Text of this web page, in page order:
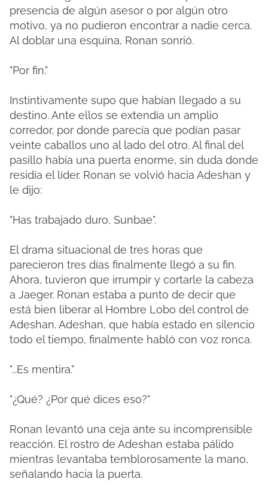
presencia de algún asesor o por algún otro
motivo, ya no pudieron encontrar a nadie cerca.
Al doblar una esquina, Ronan sonrió.
"Por fin."
Instintivamente supo que habían llegado a su
destino. Ante ellos se extendía un amplio
corredor, por donde parecía que podían pasar
veinte caballos uno al lado del otro. Al final del
pasillo había una puerta enorme, sin duda donde
residía el líder. Ronan se volvió hacia Adeshan y
le dijo:
"Has trabajado duro, Sunbae".
El drama situacional de tres horas que
parecieron tres días finalmente llegó a su fin.
Ahora, tuvieron que irrumpir y cortarle la cabeza
a Jaeger. Ronan estaba a punto de decir que
está bien liberar al Hombre Lobo del control de
Adeshan. Adeshan, que había estado en silencio
todo el tiempo, finalmente habló con voz ronca.
"...Es mentira."
"¿Qué? ¿Por qué dices eso?"
Ronan levantó una ceja ante su incomprensible
reacción. El rostro de Adeshan estaba pálido
mientras levantaba temblorosamente la mano,
señalando hacia la puerta.